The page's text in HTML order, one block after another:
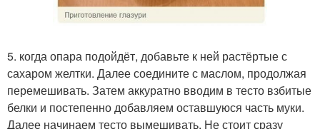
5. когда опара подойдёт, добавьте к ней растёртые с
сахаром желтки. Далее соедините с маслом, продолжая
перемешивать. Затем аккуратно вводим в тесто взбитые
белки и постепенно добавляем оставшуюся часть муки.
Далее начинаем тесто вымешивать. Не стоит сразу